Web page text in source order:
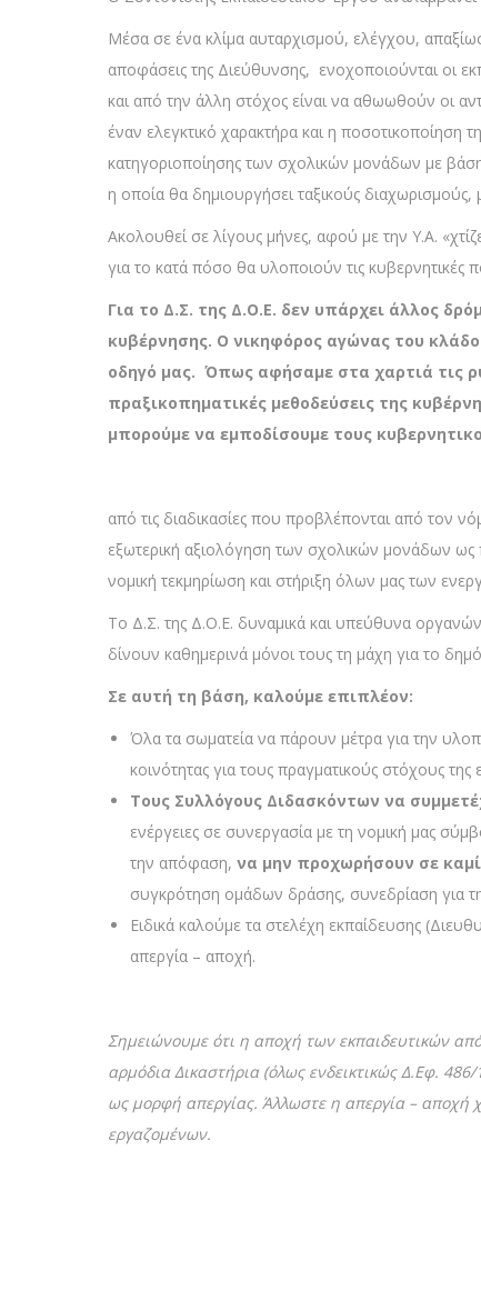
Μέσα σε ένα κλίμα αυταρχισμού, ελέγχου,
αποφάσεις της Διεύθυνσης, ενοχοποιούνται οι
και από την άλλη στόχος είναι να αθωωθούν οι
έναν ελεγκτικό χαρακτήρα και η ποσοτικοποίηση
κατηγοριοποίησης των σχολικών μονάδων με
η οποία θα δημιουργήσει ταξικούς
Ακολουθεί σε λίγους μήνες, αφού με την Υ.Α.
για το κατά πόσο θα υλοποιούν τις κυβερνητικές
Για το Δ.Σ. της Δ.Ο.Ε. δεν υπάρχει άλλος
κυβέρνησης. Ο νικηφόρος αγώνας του
οδηγό μας. Όπως αφήσαμε στα χαρτιά τις
πραξικοπηματικές μεθοδεύσεις της
μπορούμε να εμποδίσουμε τους
από τις διαδικασίες που προβλέπονται από τον
εξωτερική αξιολόγηση των σχολικών μονάδων
νομική τεκμηρίωση και στήριξη όλων μας των
Το Δ.Σ. της Δ.Ο.Ε. δυναμικά και υπεύθυνα
δίνουν καθημερινά μόνοι τους τη μάχη για το
Σε αυτή τη βάση, καλούμε επιπλέον:
Όλα τα σωματεία να πάρουν μέτρα για την
κοινότητας για τους πραγματικούς στόχους της
Τους Συλλόγους Διδασκόντων να
ενέργειες σε συνεργασία με τη νομική μας
την απόφαση, να μην προχωρήσουν σε
συγκρότηση ομάδων δράσης, συνεδρίαση για
Ειδικά καλούμε τα στελέχη εκπαίδευσης
απεργία – αποχή.
Σημειώνουμε ότι η αποχή των εκπαιδευτικών
αρμόδια Δικαστήρια (όλως ενδεικτικώς Δ.Εφ.
ως μορφή απεργίας. Άλλωστε η απεργία – αποχή
εργαζομένων.